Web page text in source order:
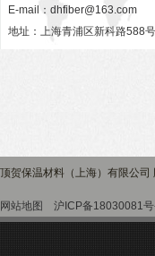
E-mail： dhfiber@163.com
地址：上海青浦区新科路588号
顶贺保温材料（上海）有限公司
网站地图 沪ICP备18030081